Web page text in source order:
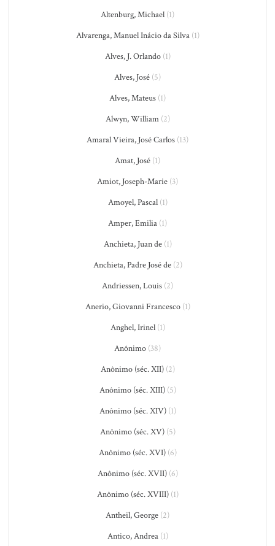
Altenburg, Michael (1)
Alvarenga, Manuel Inácio da Silva(1)
Alves, J. Orlando(1)
Alves, José (5)
Alves, Mateus (1)
Alwyn, William(2)
Amaral Vieira, José Carlos (13)
Amat, José (1)
Amiot, Joseph-Marie (3)
Amoyel, Pascal(1)
Amper, Emilia (1)
Anchieta, Juan de(1)
Anchieta, Padre José de(2)
Andriessen, Louis (2)
Anerio, Giovanni Francesco(1)
Anghel, Irinel(1)
Anônimo (38)
Anônimo (séc. XII)(2)
Anônimo (séc. XIII)(5)
Anônimo (séc. XIV)(1)
Anônimo (séc. XV)(5)
Anônimo (séc. XVI)(6)
Anônimo (séc. XVII)(6)
Anônimo (séc. XVIII)(1)
Antheil, George (2)
Antico, Andrea(1)